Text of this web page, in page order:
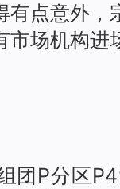
有点意外，
市场机构进
团P分区